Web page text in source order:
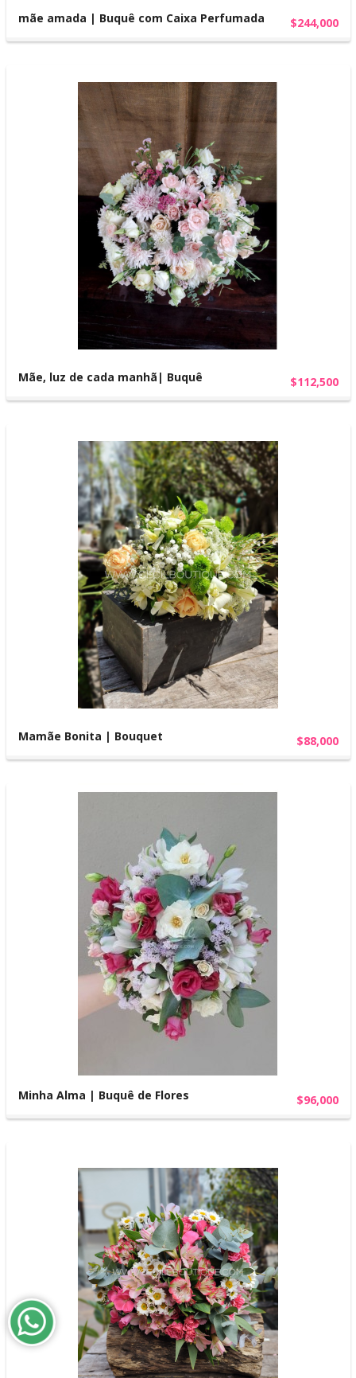
mãe amada | Buquê com Caixa Perfumada $244,000
Mãe, luz de cada manhã| Buquê $112,500
Mamãe Bonita | Bouquet $88,000
Minha Alma | Buquê de Flores $96,000